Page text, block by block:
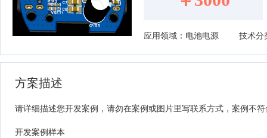
应用领域：电池电源 技术分
方案描述
请详细描述您开发案例，请勿在案例或图片里写联系方式，案例不
开发案例样本